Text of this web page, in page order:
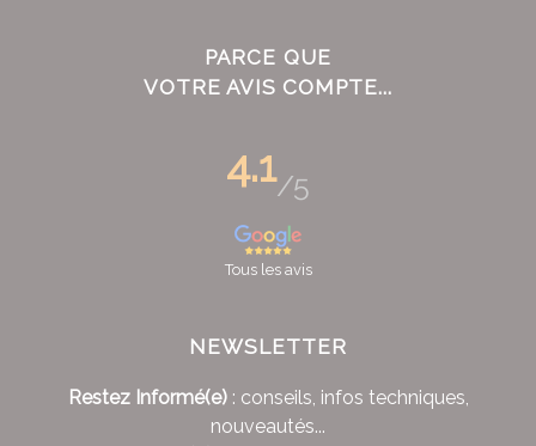
PARCE QUE
VOTRE AVIS COMPTE...
4.1/5
Tous les avis
NEWSLETTER
Restez Informé(e): conseils, infos techniques,
nouveautés...